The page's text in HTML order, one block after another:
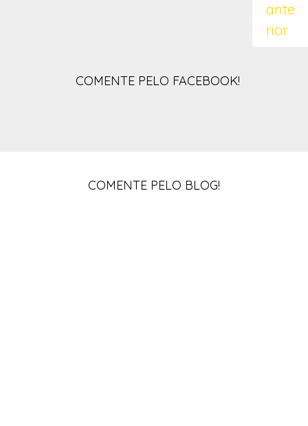
ante
rior
COMENTE PELO FACEBOOK!
COMENTE PELO BLOG!